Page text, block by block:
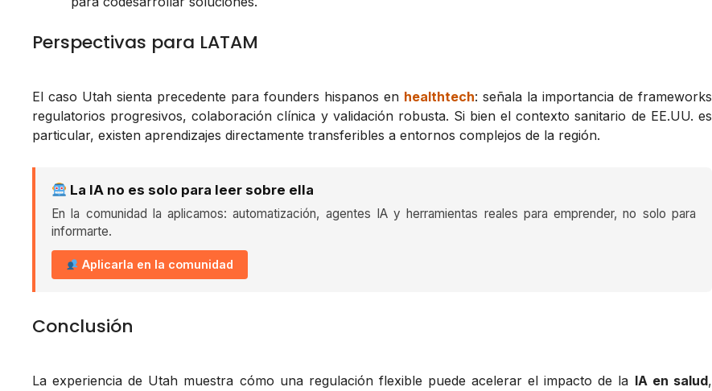
Perspectivas para LATAM
El caso Utah sienta precedente para founders hispanos en healthtech: señala la importancia de frameworks
regulatorios progresivos, colaboración clínica y validación robusta. Si bien el contexto sanitario de EE.UU. es
particular, existen aprendizajes directamente transferibles a entornos complejos de la región.
La IA no es solo para leer sobre ella
En la comunidad la aplicamos: automatización, agentes IA y herramientas reales para emprender, no solo para
informarte.
Aplicarla en la comunidad
Conclusión
La experiencia de Utah muestra cómo una regulación flexible puede acelerar el impacto de la IA en salud,